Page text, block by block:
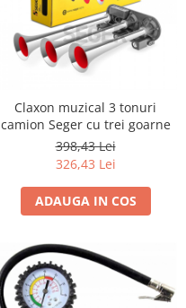
Claxon muzical 3 tonuri
camion Seger cu trei goarne
398,43 Lei
326,43 Lei
ADAUGA IN COS